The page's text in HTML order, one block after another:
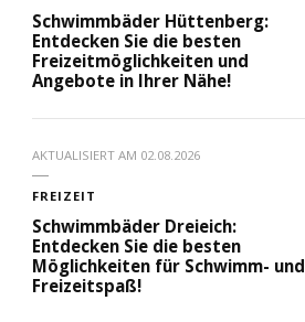
Schwimmbäder Hüttenberg:
Entdecken Sie die besten
Freizeitmöglichkeiten und
Angebote in Ihrer Nähe!
AKTUALISIERT AM 02.08.2026
FREIZEIT
Schwimmbäder Dreieich:
Entdecken Sie die besten
Möglichkeiten für Schwimm- und
Freizeitspaß!